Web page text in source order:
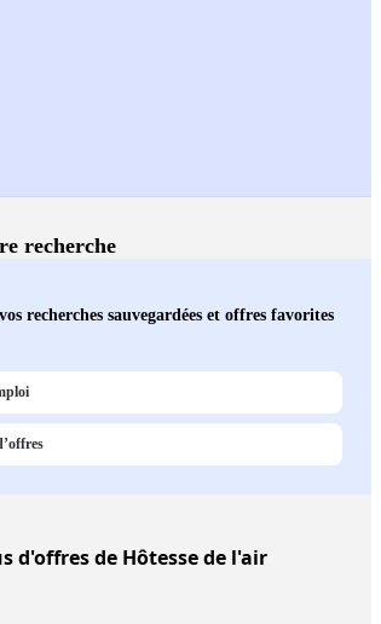
recherche
recherches sauvegardées et offres favorites
d'offres de Hôtesse de l'air